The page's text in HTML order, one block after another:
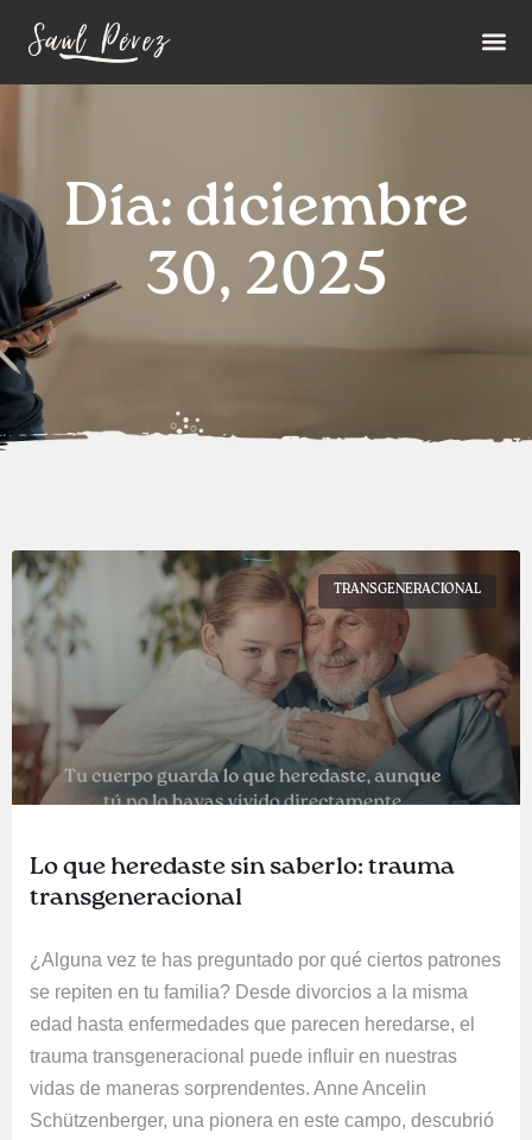
Día: diciembre
30, 2025
TRANSGENERACIONAL
Lo que heredaste sin saberlo: trauma
transgeneracional
¿Alguna vez te has preguntado por qué ciertos patrones
se repiten en tu familia? Desde divorcios a la misma
edad hasta enfermedades que parecen heredarse, el
trauma transgeneracional puede influir en nuestras
vidas de maneras sorprendentes. Anne Ancelin
Schützenberger, una pionera en este campo, descubrió